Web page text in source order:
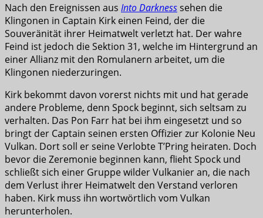
Nach den Ereignissen aus Into Darknesssehen die
Klingonen in Captain Kirk einen Feind, der die
Souveränität ihrer Heimatwelt verletzt hat. Der wahre
Feind ist jedoch die Sektion 31, welche im Hintergrund an
einer Allianz mit den Romulanern arbeitet, um die
Klingonen niederzuringen.
Kirk bekommt davon vorerst nichts mit und hat gerade
andere Probleme, denn Spock beginnt, sich seltsam zu
verhalten. Das Pon Farr hat bei ihm eingesetzt und so
bringt der Captain seinen ersten Offizier zur Kolonie Neu
Vulkan. Dort soll er seine Verlobte T’Pring heiraten. Doch
bevor die Zeremonie beginnen kann, flieht Spock und
schließt sich einer Gruppe wilder Vulkanier an, die nach
dem Verlust ihrer Heimatwelt den Verstand verloren
haben. Kirk muss ihn wortwörtlich vom Vulkan
herunterholen.